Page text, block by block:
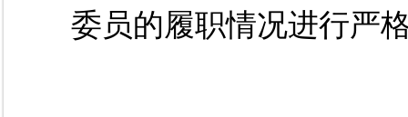
委员的履职情况进行严